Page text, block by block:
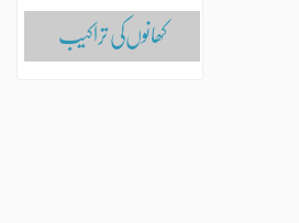
کھانوں‌کی تراکیب